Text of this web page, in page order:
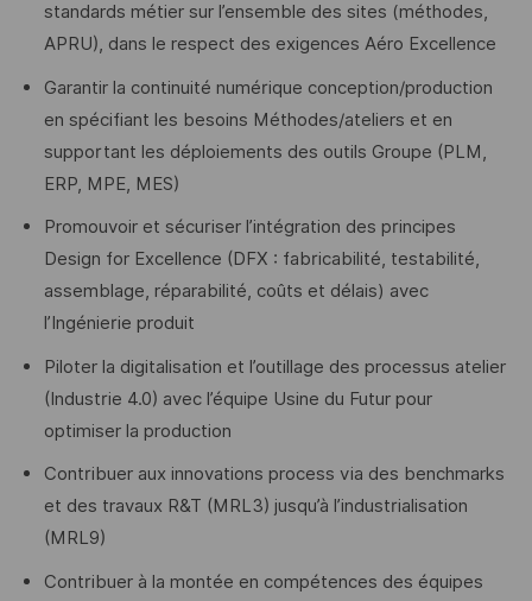
standards métier sur l’ensemble des sites (méthodes,
APRU), dans le respect des exigences Aéro Excellence
Garantir la continuité numérique conception/production
en spécifiant les besoins Méthodes/ateliers et en
supportant les déploiements des outils Groupe (PLM,
ERP, MPE, MES)
Promouvoir et sécuriser l’intégration des principes
Design for Excellence (DFX : fabricabilité, testabilité,
assemblage, réparabilité, coûts et délais) avec
l’Ingénierie produit
Piloter la digitalisation et l’outillage des processus atelier
(Industrie 4.0) avec l’équipe Usine du Futur pour
optimiser la production
Contribuer aux innovations process via des benchmarks
et des travaux R&T (MRL3) jusqu’à l’industrialisation
(MRL9)
Contribuer à la montée en compétences des équipes